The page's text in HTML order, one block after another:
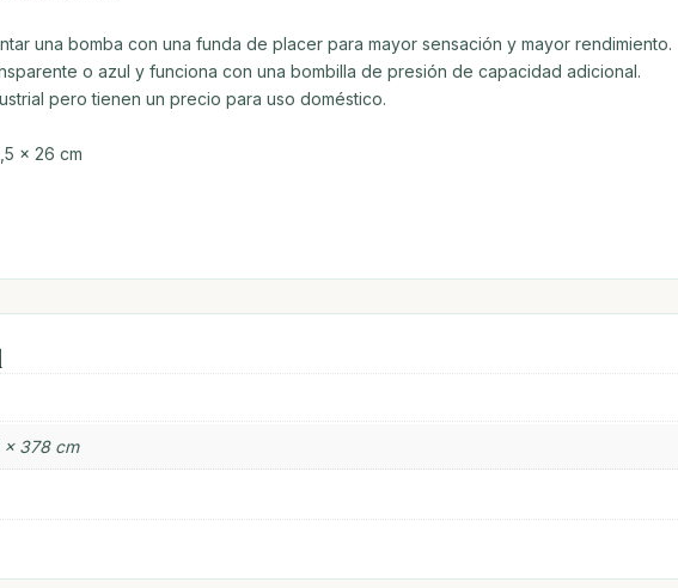
una bomba con una funda de placer para mayor sensación y mayor rendimiento.
o azul y funciona con una bombilla de presión de capacidad adicional.
pero tienen un precio para uso doméstico.
x 26 cm
× 378 cm